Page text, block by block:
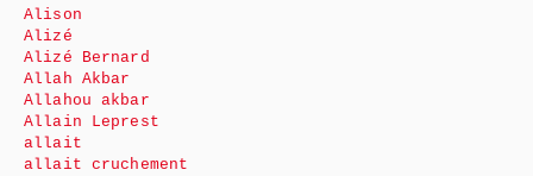
Alison
Alizé
Alizé Bernard
Allah Akbar
Allahou akbar
Allain Leprest
allait
allait cruchement